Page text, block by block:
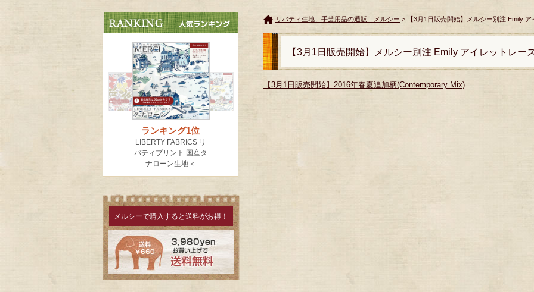
メルシーで購入すると送料がお得！
リバティ生地、手芸用品の通販 メルシー > 【3月1日販売開始】メルシー別注 Emily ア
【3月1日販売開始】メルシー別注 Emily アイレットレー
【3月1日販売開始】2016年春夏追加柄(Contemporary Mix)